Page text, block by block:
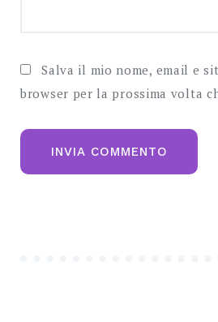
Salva il mio nome, email e
browser per la prossima volta